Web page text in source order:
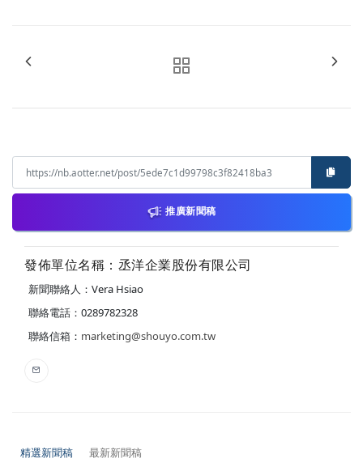
推廣新聞稿
發佈單位名稱：丞洋企業股份有限公司
新聞聯絡人：Vera Hsiao
聯絡電話：0289782328
聯絡信箱： marketing@shouyo.com.tw
精選新聞稿 最新新聞稿